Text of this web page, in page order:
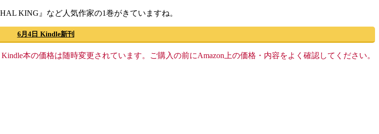
KING』など人気作家の1巻がきていますね。
6月4日 Kindle新刊
本の価格は随時変更されています。ご購入の前にAmazon上の価格・内容をよく確認してください。